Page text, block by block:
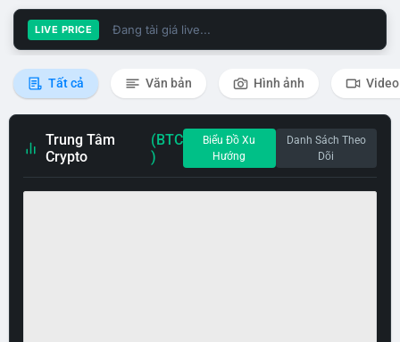
LIVE PRICE Đang tải giá live...
Tất cả Văn bản Hình ảnh Video
Trung Tâm
Crypto
(BTC
)
Biểu Đồ Xu
Hướng
Danh Sách Theo
Dõi